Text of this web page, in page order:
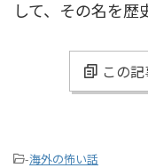
して、その名を歴
この
-海外の怖い話